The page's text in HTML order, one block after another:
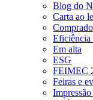
Blog do
Carta ao
Eficiência
Em alta
ESG
FEIMEC
Feiras e